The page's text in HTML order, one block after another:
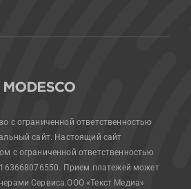
с ограниченной ответственностью
сайт. Настоящий сайт
с ограниченной ответственностью
Прием платежей может
Сервиса.ООО «Текст Медиа»